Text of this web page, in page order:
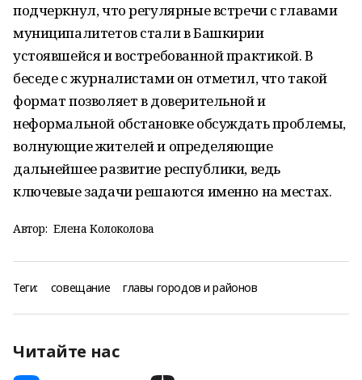
подчеркнул, что регулярные встречи с главами
муниципалитетов стали в Башкирии
устоявшейся и востребованной практикой. В
беседе с журналистами он отметил, что такой
формат позволяет в доверительной и
неформальной обстановке обсуждать проблемы,
волнующие жителей и определяющие
дальнейшее развитие республики, ведь
ключевые задачи решаются именно на местах.
Автор: Елена Колоколова
Теги: совещание главы городов и районов
Читайте нас